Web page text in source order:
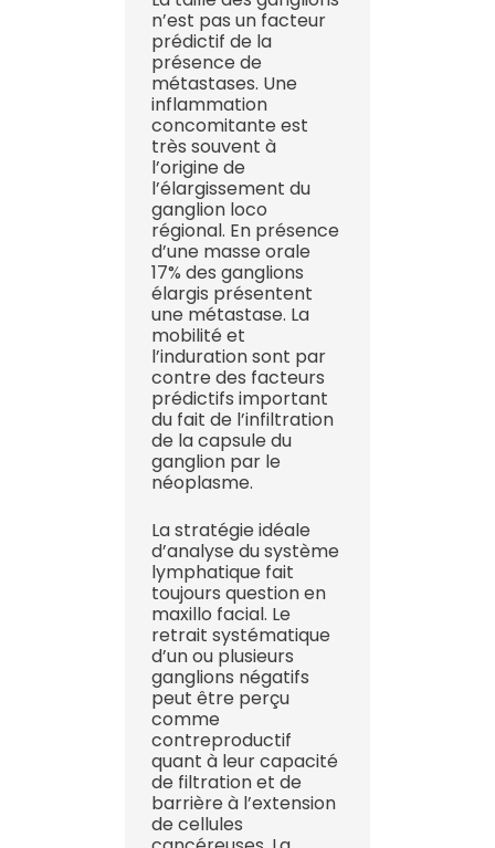
n’est pas un facteur
prédictif de la
présence de
métastases. Une
inflammation
concomitante est
très souvent à
l’origine de
l’élargissement du
ganglion loco
régional. En présence
d’une masse orale
17% des ganglions
élargis présentent
une métastase. La
mobilité et
l’induration sont par
contre des facteurs
prédictifs important
du fait de l’infiltration
de la capsule du
ganglion par le
néoplasme.
La stratégie idéale
d’analyse du système
lymphatique fait
toujours question en
maxillo facial. Le
retrait systématique
d’un ou plusieurs
ganglions négatifs
peut être perçu
comme
contreproductif
quant à leur capacité
de filtration et de
barrière à l’extension
de cellules